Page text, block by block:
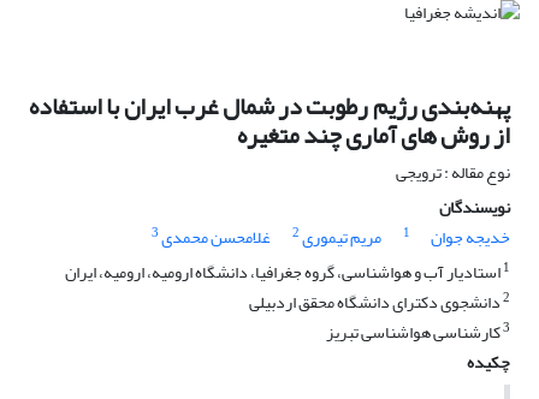
پهنه‌بندی رژیم رطوبت در شمال غرب ایران با استفاده
از روش های آماری چند متغیره
نوع مقاله : ترویجی
نویسندگان
خدیجه جوان
1 مریم تیموری2 غلامحسن محمدی3
1استادیار آب و هواشناسی، گروه جغرافیا، دانشگاه ارومیه، ارومیه، ایران
2دانشجوی دکترای دانشگاه محقق اردبیلی
3کارشناسی هواشناسی تبریز
چکیده